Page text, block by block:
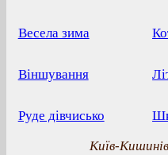
Весела зима
Віншування
Руде дівчисько
Київ-